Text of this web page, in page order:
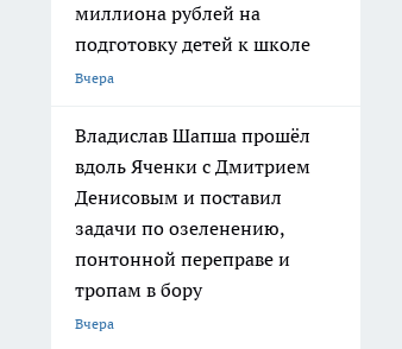
миллиона рублей на
подготовку детей к школе
Вчера
Владислав Шапша прошёл
вдоль Яченки с Дмитрием
Денисовым и поставил
задачи по озеленению,
понтонной переправе и
тропам в бору
Вчера